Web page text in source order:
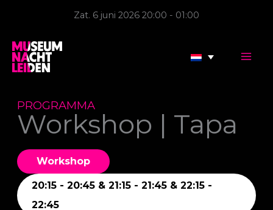
de
inhoud
Zat. 6 juni 2026 20:00 - 01:00
PROGRAMMA
Workshop | Tapa
Workshop
20:15 - 20:45 & 21:15 - 21:45 & 22:15 -
22:45